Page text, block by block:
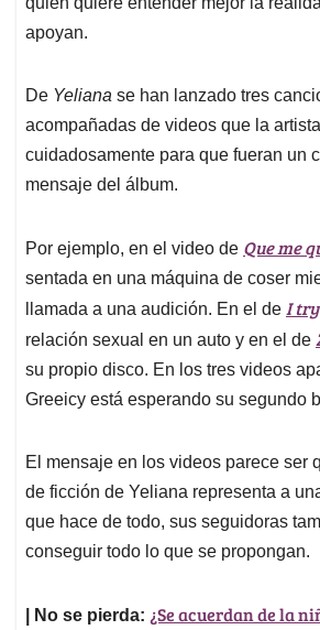
apoyan.
De Yeliana se han lanzado tres
acompañadas de videos que la
cuidadosamente para que fueran un
mensaje del álbum.
Por ejemplo, en el video de Que me
sentada en una máquina de coser
llamada a una audición. En el de I try
relación sexual en un auto y en el de
su propio disco. En los tres videos
Greeicy está esperando su segundo
El mensaje en los videos parece ser
de ficción de Yeliana representa a
que hace de todo, sus seguidoras
conseguir todo lo que se propongan.
| No se pierda: ¿Se acuerdan de la